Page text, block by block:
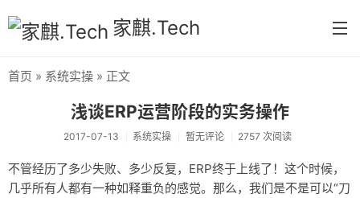
家麒.Tech
分类
运营实录
首页 » 系统实操 » 正文
浅谈ERP运营阶段的实务操作
2017-07-13 系统实操 暂无评论 2757 次阅读
不管经历了多少失败、多少反复，ERP终于上线了！这个时候，
几乎所有人都有一种如释重负的感觉。那么，我们是不是可以“刀